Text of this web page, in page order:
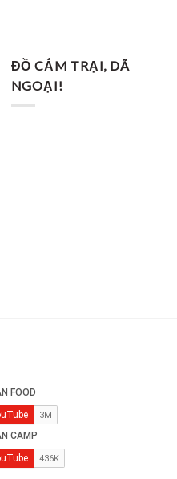
ĐỒ CẮM TRẠI, DÃ
NGOẠI!